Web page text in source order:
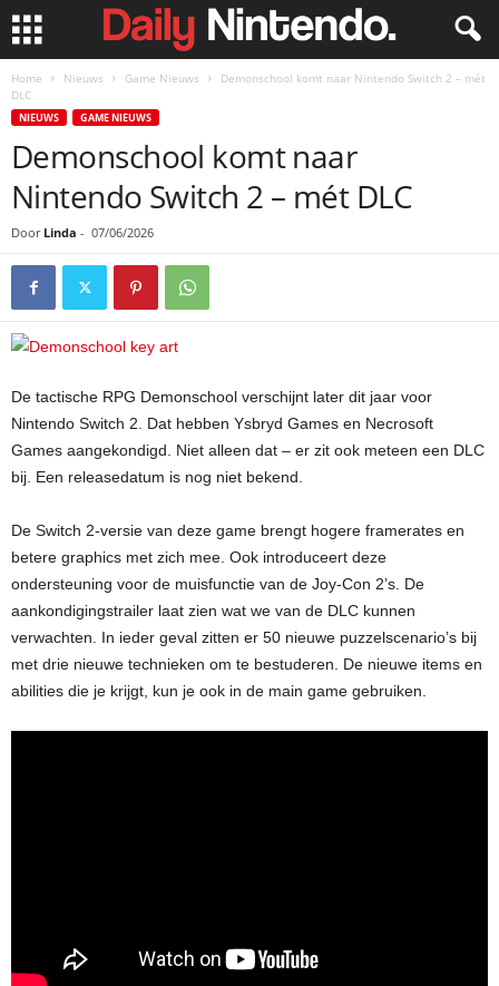
Home Nieuws Game Nieuws
Demonschool komt naar Nintendo Switch 2 – mét
DLC
NIEUWS GAME NIEUWS
Demonschool komt naar
Nintendo Switch 2 – mét DLC
Door Linda - 07/06/2026
De tactische RPG Demonschool verschijnt later dit jaar voor
Nintendo Switch 2. Dat hebben Ysbryd Games en Necrosoft
Games aangekondigd. Niet alleen dat – er zit ook meteen een DLC
bij. Een releasedatum is nog niet bekend.
De Switch 2-versie van deze game brengt hogere framerates en
betere graphics met zich mee. Ook introduceert deze
ondersteuning voor de muisfunctie van de Joy-Con 2’s. De
aankondigingstrailer laat zien wat we van de DLC kunnen
verwachten. In ieder geval zitten er 50 nieuwe puzzelscenario’s bij
met drie nieuwe technieken om te bestuderen. De nieuwe items en
abilities die je krijgt, kun je ook in de main game gebruiken.